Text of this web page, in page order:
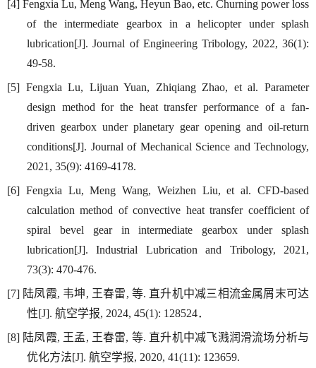
[4] Fengxia Lu, Meng Wang, Heyun Bao, etc. Churning power loss
of the intermediate gearbox in a helicopter under splash
lubrication[J]. Journal of Engineering Tribology, 2022, 36(1):
49-58.
[5] Fengxia Lu, Lijuan Yuan, Zhiqiang Zhao, et al. Parameter
design method for the heat transfer performance of a fan-
driven gearbox under planetary gear opening and oil-return
conditions[J]. Journal of Mechanical Science and Technology,
2021, 35(9): 4169-4178.
[6] Fengxia Lu, Meng Wang, Weizhen Liu, et al. CFD-based
calculation method of convective heat transfer coefficient of
spiral bevel gear in intermediate gearbox under splash
lubrication[J]. Industrial Lubrication and Tribology, 2021,
73(3): 470-476.
[7] 陆凤霞, 韦坤, 王春雷, 等. 直升机中减三相流金属屑末可达
性[J]. 航空学报, 2024, 45(1): 128524．
[8] 陆凤霞, 王孟, 王春雷, 等. 直升机中减飞溅润滑流场分析与
优化方法[J]. 航空学报, 2020, 41(11): 123659.